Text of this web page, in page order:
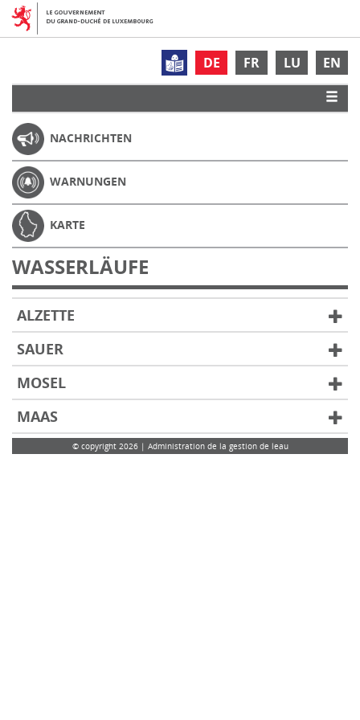
DE FR LU EN
NACHRICHTEN
WARNUNGEN
KARTE
WASSERLÄUFE
ALZETTE
SAUER
MOSEL
MAAS
© copyright 2026 | Administration de la gestion de leau